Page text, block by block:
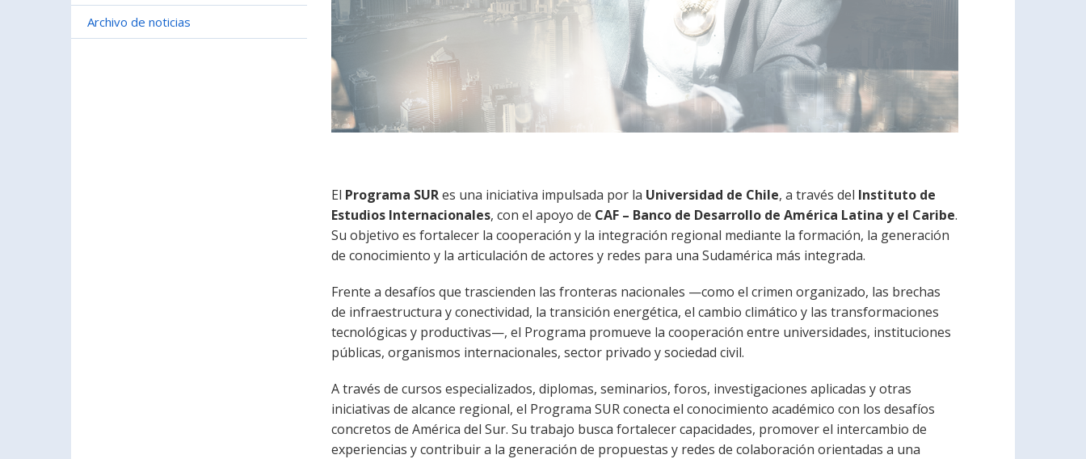
Archivo de noticias
El Programa SURes una iniciativa impulsada por la Universidad de Chile, a través del Instituto de
Estudios Internacionales, con el apoyo de CAF – Banco de Desarrollo de América Latina y el Caribe.
Su objetivo es fortalecer la cooperación y la integración regional mediante la formación, la generación
de conocimiento y la articulación de actores y redes para una Sudamérica más integrada.
Frente a desafíos que trascienden las fronteras nacionales —como el crimen organizado, las brechas
de infraestructura y conectividad, la transición energética, el cambio climático y las transformaciones
tecnológicas y productivas—, el Programa promueve la cooperación entre universidades, instituciones
públicas, organismos internacionales, sector privado y sociedad civil.
A través de cursos especializados, diplomas, seminarios, foros, investigaciones aplicadas y otras
iniciativas de alcance regional, el Programa SUR conecta el conocimiento académico con los desafíos
concretos de América del Sur. Su trabajo busca fortalecer capacidades, promover el intercambio de
experiencias y contribuir a la generación de propuestas y redes de colaboración orientadas a una